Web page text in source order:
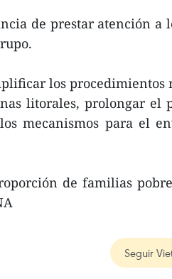
de prestar atención a
los procedimientos
litorales, prolongar el
mecanismos para el
de familias
Seguir